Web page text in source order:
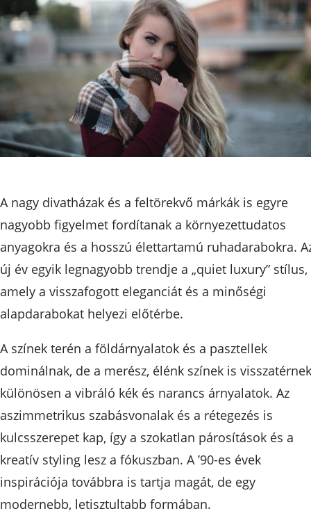
A nagy divatházak és a feltörekvő márkák is egyre
nagyobb figyelmet fordítanak a környezettudatos
anyagokra és a hosszú élettartamú ruhadarabokra.
új év egyik legnagyobb trendje a „quiet luxury” stílus,
amely a visszafogott eleganciát és a minőségi
alapdarabokat helyezi előtérbe.
A színek terén a földárnyalatok és a pasztellek
dominálnak, de a merész, élénk színek is
különösen a vibráló kék és narancs árnyalatok. Az
aszimmetrikus szabásvonalak és a rétegezés is
kulcsszerepet kap, így a szokatlan párosítások és a
kreatív styling lesz a fókuszban. A ’90-es évek
inspirációja továbbra is tartja magát, de egy
modernebb, letisztultabb formában.